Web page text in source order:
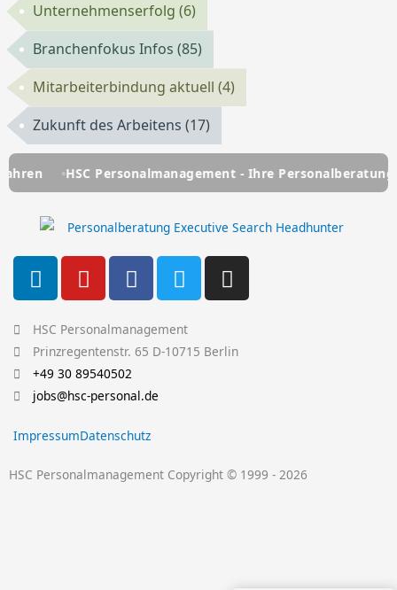
Unternehmenserfolg(6)
Branchenfokus Infos(85)
Mitarbeiterbindung aktuell(4)
Zukunft des Arbeitens(17)
HSC Personalmanagement - Ihre Personalberatung seit
L
i
n
k
e
d
i
Y
o
u
t
u
b
e
F
a
c
e
b
o
o
-
f
T
w
i
t
t
I
n
s
a
HSC Personalmanagement
Prinzregentenstr. 65 D-10715 Berlin
+49 30 89540502
jobs@hsc-personal.de
ImpressumDatenschutz
HSC Personalmanagement Copyright © 1999 - 2026